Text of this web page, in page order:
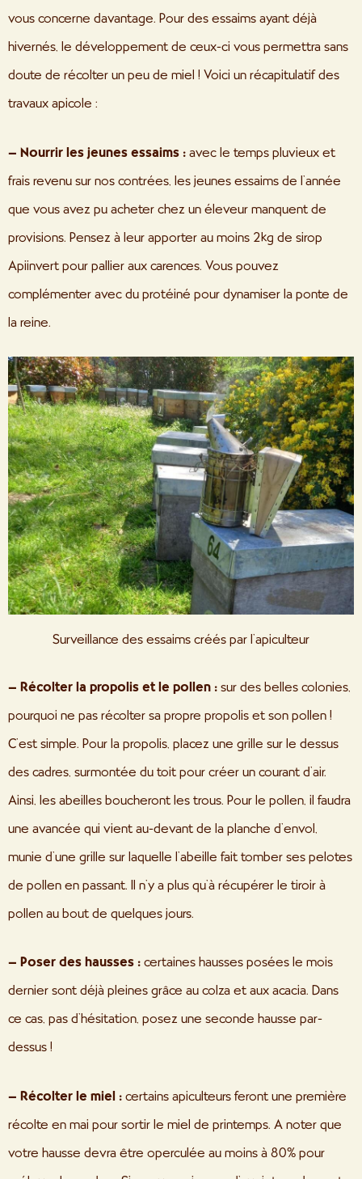
vous concerne davantage. Pour des essaims ayant déjà
hivernés, le développement de ceux-ci vous permettra sans
doute de récolter un peu de miel ! Voici un récapitulatif des
travaux apicole :
– Nourrir les jeunes essaims : avec le temps pluvieux et
frais revenu sur nos contrées, les jeunes essaims de l’année
que vous avez pu acheter chez un éleveur manquent de
provisions. Pensez à leur apporter au moins 2kg de sirop
Apiinvert pour pallier aux carences. Vous pouvez
complémenter avec du protéiné pour dynamiser la ponte de
la reine.
Surveillance des essaims créés par l’apiculteur
– Récolter la propolis et le pollen : sur des belles colonies,
pourquoi ne pas récolter sa propre propolis et son pollen !
C’est simple. Pour la propolis, placez une grille sur le dessus
des cadres, surmontée du toit pour créer un courant d’air.
Ainsi, les abeilles boucheront les trous. Pour le pollen, il faudra
une avancée qui vient au-devant de la planche d’envol,
munie d’une grille sur laquelle l’abeille fait tomber ses pelotes
de pollen en passant. Il n’y a plus qu’à récupérer le tiroir à
pollen au bout de quelques jours.
– Poser des hausses : certaines hausses posées le mois
dernier sont déjà pleines grâce au colza et aux acacia. Dans
ce cas, pas d’hésitation, posez une seconde hausse par-
dessus !
– Récolter le miel : certains apiculteurs feront une première
récolte en mai pour sortir le miel de printemps. A noter que
votre hausse devra être operculée au moins à 80% pour